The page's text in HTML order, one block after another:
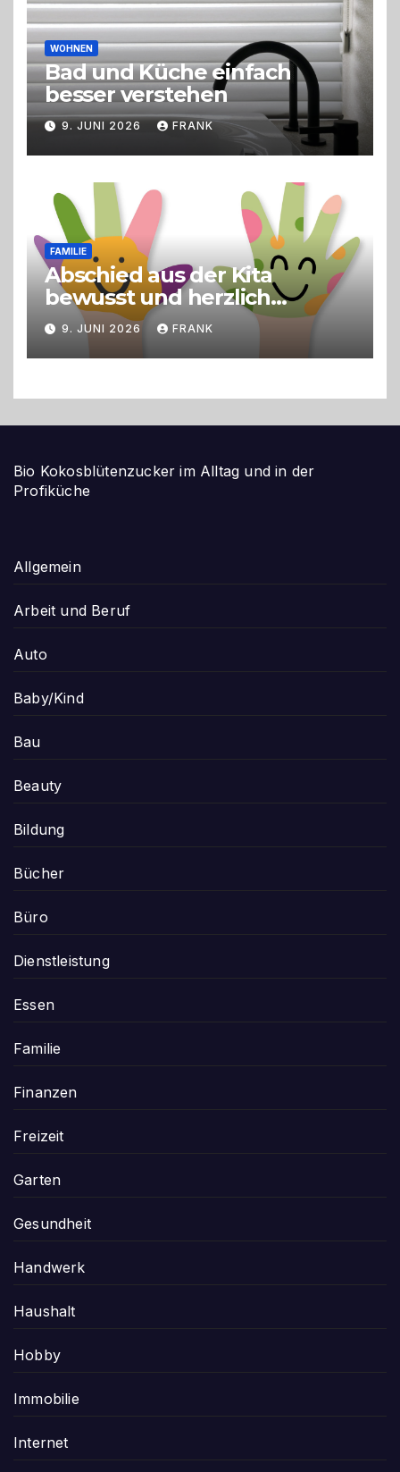
WOHNEN
Bad und Küche einfach
besser verstehen
9. JUNI 2026 FRANK
FAMILIE
Abschied aus der Kita
bewusst und herzlich
gestalten
9. JUNI 2026 FRANK
Bio Kokosblütenzucker im Alltag und in der
Profiküche
Allgemein
Arbeit und Beruf
Auto
Baby/Kind
Bau
Beauty
Bildung
Bücher
Büro
Dienstleistung
Essen
Familie
Finanzen
Freizeit
Garten
Gesundheit
Handwerk
Haushalt
Hobby
Immobilie
Internet